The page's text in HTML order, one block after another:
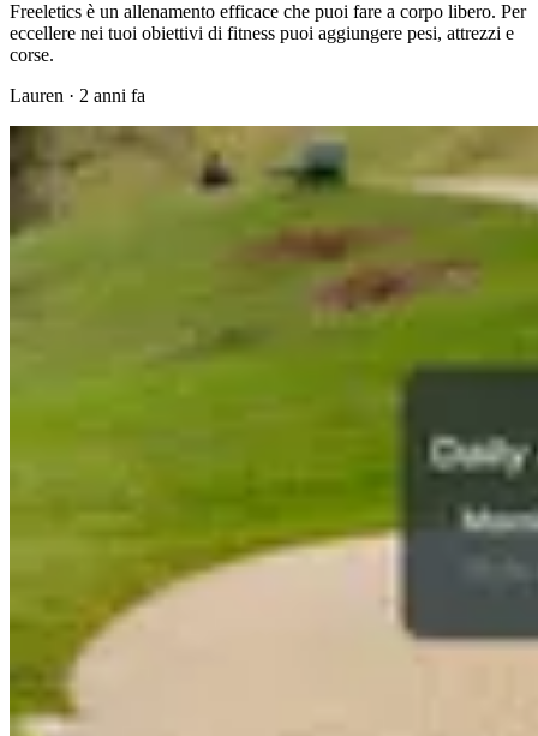
Freeletics è un allenamento efficace che puoi fare a corpo libero. Per
eccellere nei tuoi obiettivi di fitness puoi aggiungere pesi, attrezzi e
corse.
Lauren · 2 anni fa